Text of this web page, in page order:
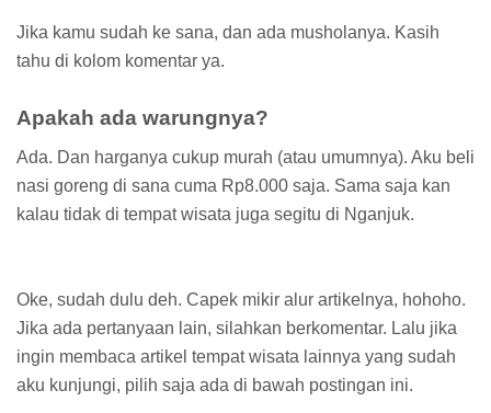
Jika kamu sudah ke sana, dan ada musholanya. Kasih
tahu di kolom komentar ya.
Apakah ada warungnya?
Ada. Dan harganya cukup murah (atau umumnya). Aku beli
nasi goreng di sana cuma Rp8.000 saja. Sama saja kan
kalau tidak di tempat wisata juga segitu di Nganjuk.
Oke, sudah dulu deh. Capek mikir alur artikelnya, hohoho.
Jika ada pertanyaan lain, silahkan berkomentar. Lalu jika
ingin membaca artikel tempat wisata lainnya yang sudah
aku kunjungi, pilih saja ada di bawah postingan ini.